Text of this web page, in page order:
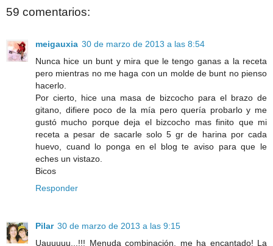
59 comentarios:
meigauxia 30 de marzo de 2013 a las 8:54
Nunca hice un bunt y mira que le tengo ganas a la receta
pero mientras no me haga con un molde de bunt no pienso
hacerlo.
Por cierto, hice una masa de bizcocho para el brazo de
gitano, difiere poco de la mía pero quería probarlo y me
gustó mucho porque deja el bizcocho mas finito que mi
receta a pesar de sacarle solo 5 gr de harina por cada
huevo, cuand lo ponga en el blog te aviso para que le
eches un vistazo.
Bicos
Responder
Pilar 30 de marzo de 2013 a las 9:15
Uauuuuu...!!! Menuda combinación, me ha encantado! La